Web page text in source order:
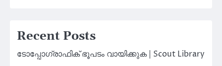
Recent Posts
ടോപ്പോഗ്രാഫിക് ഭൂപടം വായിക്കുക | Scout Library